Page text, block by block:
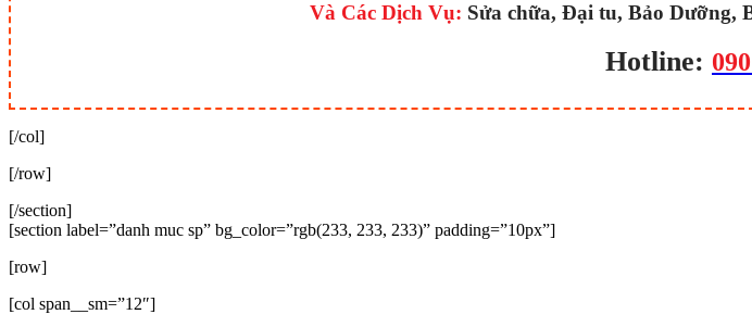
Và Các Dịch Vụ: Sửa chữa, Đại tu, Bảo Dưỡng,
Hotline:
[/col]
[/row]
[/section]
[section label=”danh muc sp” bg_color=”rgb(233, 233, 233)” padding=”10px”]
[row]
[col span__sm=”12″]